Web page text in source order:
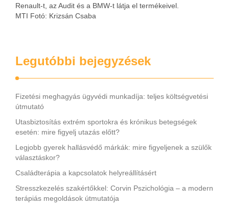
Renault-t, az Audit és a BMW-t látja el termékeivel.
MTI Fotó: Krizsán Csaba
Legutóbbi bejegyzések
Fizetési meghagyás ügyvédi munkadíja: teljes költségvetési
útmutató
Utasbiztosítás extrém sportokra és krónikus betegségek
esetén: mire figyelj utazás előtt?
Legjobb gyerek hallásvédő márkák: mire figyeljenek a szülők
választáskor?
Családterápia a kapcsolatok helyreállításért
Stresszkezelés szakértőkkel: Corvin Pszichológia – a modern
terápiás megoldások útmutatója